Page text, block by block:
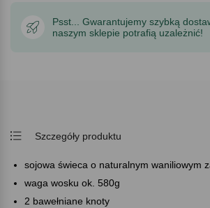
Psst... Gwarantujemy szybką
naszym sklepie potrafią uzależnić!
Szczegóły produktu
sojowa świeca o naturalnym waniliowym
waga wosku ok. 580g
2 bawełniane knoty